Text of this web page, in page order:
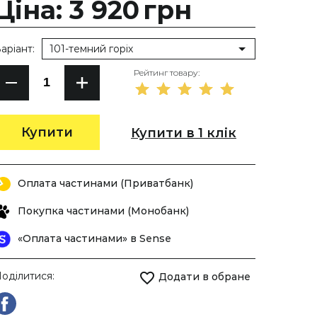
3 920 грн
Купити
101-темний горіх
Рейтинг товару:
Купити в 1 клік
Оплата частинами (Приватбанк)
Покупка частинами (Монобанк)
«Оплата частинами» в Sense
Додати в обране